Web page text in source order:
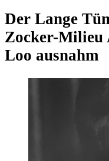
Der Lange
Zocker-Milieu
Loo ausnahm